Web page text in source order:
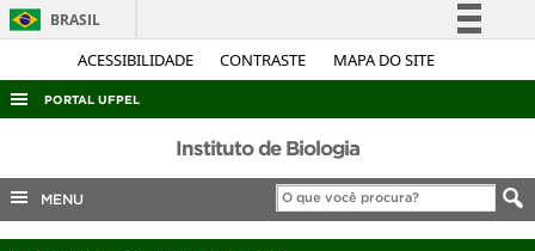
ACESSIBILIDADE CONTRASTE MAPA DO SITE
BRASIL
Simplifique!
Acesso à informação
Legislação
Canais
PORTAL UFPEL
ACESSO À INFORMAÇÃO
AUDITORIA
COBALTO
Instituto de Biologia
MENU